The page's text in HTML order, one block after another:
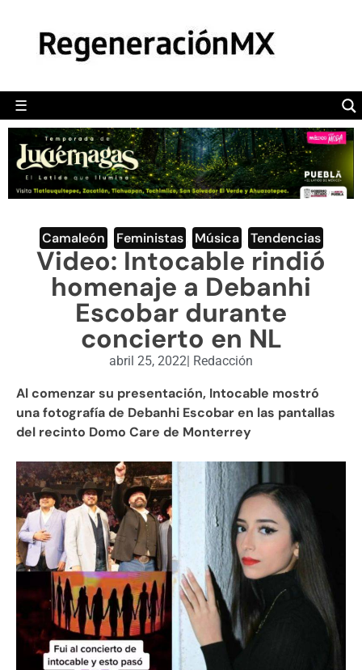
☰
POLÍTICA
CAMALEÓN
OPINIÓN
DEPORTES
ENGLISH SECTION
VIDEOS
Camaleón Feministas Música Tendencias
Video: Intocable rindió
homenaje a Debanhi
Escobar durante
concierto en NL
abril 25, 2022| Redacción
Al comenzar su presentación, Intocable mostró
una fotografía de Debanhi Escobar en las pantallas
del recinto Domo Care de Monterrey